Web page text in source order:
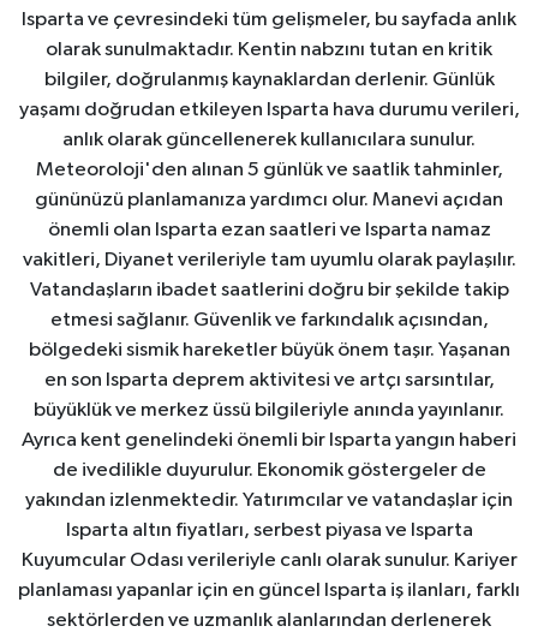
Isparta ve çevresindeki tüm gelişmeler, bu sayfada anlık
olarak sunulmaktadır. Kentin nabzını tutan en kritik
bilgiler, doğrulanmış kaynaklardan derlenir. Günlük
yaşamı doğrudan etkileyen Isparta hava durumu verileri,
anlık olarak güncellenerek kullanıcılara sunulur.
Meteoroloji'den alınan 5 günlük ve saatlik tahminler,
gününüzü planlamanıza yardımcı olur. Manevi açıdan
önemli olan Isparta ezan saatleri ve Isparta namaz
vakitleri, Diyanet verileriyle tam uyumlu olarak paylaşılır.
Vatandaşların ibadet saatlerini doğru bir şekilde takip
etmesi sağlanır. Güvenlik ve farkındalık açısından,
bölgedeki sismik hareketler büyük önem taşır. Yaşanan
en son Isparta deprem aktivitesi ve artçı sarsıntılar,
büyüklük ve merkez üssü bilgileriyle anında yayınlanır.
Ayrıca kent genelindeki önemli bir Isparta yangın haberi
de ivedilikle duyurulur. Ekonomik göstergeler de
yakından izlenmektedir. Yatırımcılar ve vatandaşlar için
Isparta altın fiyatları, serbest piyasa ve Isparta
Kuyumcular Odası verileriyle canlı olarak sunulur. Kariyer
planlaması yapanlar için en güncel Isparta iş ilanları, farklı
sektörlerden ve uzmanlık alanlarından derlenerek